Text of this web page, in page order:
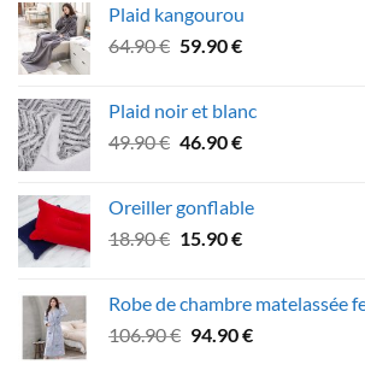
était :
34.90 €.
est :
29.90 €.
Plaid kangourou
64.90€ Le
était :
64.90 €.
59.90€Le
est :
59.90 €.
Plaid noir et blanc
49.90€ Le
était :
49.90 €.
46.90€Le
est :
46.90 €.
Oreiller gonflable
18.90€ Le
était :
18.90 €.
15.90€Le
est :
15.90 €.
Robe de chambre matelassée
106.90€ Le
94.90€Le